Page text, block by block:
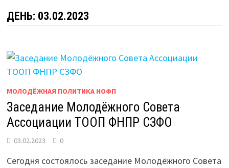
ДЕНЬ: 03.02.2023
МОЛОДЁЖНАЯ ПОЛИТИКА НОФП
Заседание Молодёжного Совета
Ассоциации ТООП ФНПР СЗФО
03.02.2023 0
Сегодня состоялось заседание Молодёжного Совета